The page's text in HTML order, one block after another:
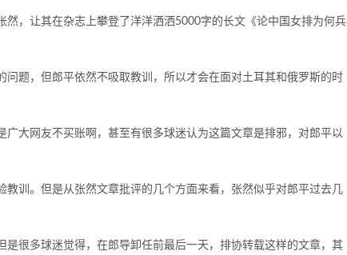
，让其在杂志上攀登了洋洋洒洒5000字的长文《论中国女排为何兵
题，但郎平依然不吸取教训，所以才会在面对土耳其和俄罗斯的时
大网友不买账啊，甚至有很多球迷认为这篇文章是排邪，对郎平以
训。但是从张然文章批评的几个方面来看，张然似乎对郎平过去几
很多球迷觉得，在郎导卸任前最后一天，排协转载这样的文章，其